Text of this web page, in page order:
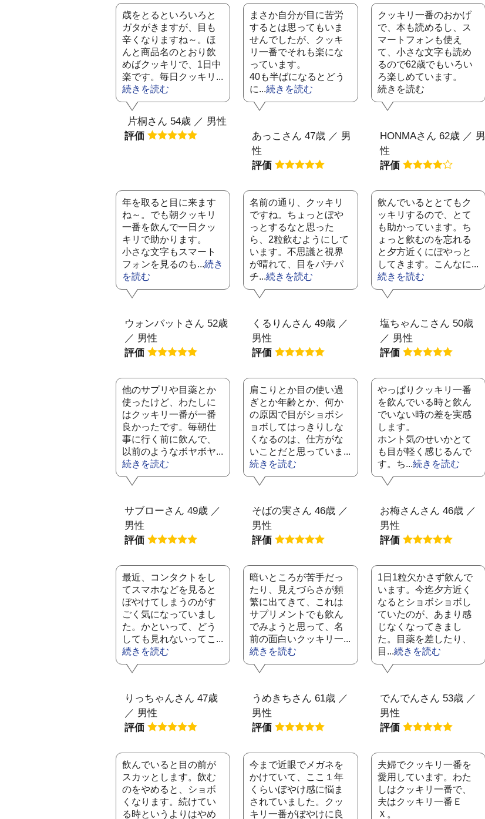
歳をとるといろいろと
ガタがきますが、目も
辛くなりますね～。ほ
んと商品名のとおり飲
めばクッキリで、1日中
楽です。毎日クッキリ...
続きを読む
片桐さん 54歳 ／ 男性
評価
まさか自分が目に苦労
するとは思ってもいま
せんでしたが、クッキ
リ一番でそれも楽にな
っています。
40も半ばになるとどう
に...続きを読む
あっこさん 47歳 ／ 男
性
評価
クッキリ一番のおかげ
で、本も読めるし、ス
マートフォンも使え
て、小さな文字も読め
るので62歳でもいろい
ろ楽しめています。
続きを読む
HONMAさん 62歳 ／ 男
性
評価
年を取ると目に来ます
ね～。でも朝クッキリ
一番を飲んで一日クッ
キリで助かります。
小さな文字もスマート
フォンを見るのも...続き
を読む
ウォンバットさん 52歳
／ 男性
評価
名前の通り、クッキリ
ですね。ちょっとぼや
っとするなと思った
ら、2粒飲むようにして
います。不思議と視界
が晴れて、目をパチパ
チ...続きを読む
くるりんさん 49歳 ／
男性
評価
飲んでいるととてもク
ッキリするので、とて
も助かっています。ち
ょっと飲むのを忘れる
と夕方近くにぼやっと
してきます。こんなに...
続きを読む
塩ちゃんこさん 50歳
／ 男性
評価
他のサプリや目薬とか
使ったけど、わたしに
はクッキリ一番が一番
良かったです。毎朝仕
事に行く前に飲んで、
以前のようなボヤボヤ...
続きを読む
サブローさん 49歳 ／
男性
評価
肩こりとか目の使い過
ぎとか年齢とか、何か
の原因で目がショボシ
ョボしてはっきりしな
くなるのは、仕方がな
いことだと思っていま...
続きを読む
そばの実さん 46歳 ／
男性
評価
やっぱりクッキリ一番
を飲んでいる時と飲ん
でいない時の差を実感
します。
ホント気のせいかとて
も目が軽く感じるんで
す。ち...続きを読む
お梅さんさん 46歳 ／
男性
評価
最近、コンタクトをし
てスマホなどを見ると
ぼやけてしまうのがす
ごく気になっていまし
た。かといって、どう
しても見れないってこ...
続きを読む
りっちゃんさん 47歳
／ 男性
評価
暗いところが苦手だっ
たり、見えづらさが頻
繁に出てきて、これは
サプリメントでも飲ん
でみようと思って、名
前の面白いクッキリ一...
続きを読む
うめきちさん 61歳 ／
男性
評価
1日1粒欠かさず飲んで
います。今迄夕方近く
なるとショボショボし
ていたのが、あまり感
じなくなってきまし
た。目薬を差したり、
目...続きを読む
でんでんさん 53歳 ／
男性
評価
飲んでいると目の前が
スカッとします。飲む
のをやめると、ショボ
くなります。続けてい
る時というよりはやめ
今まで近眼でメガネを
かけていて、ここ１年
くらいぼやけ感に悩ま
されていました。クッ
キリ一番がぼやけに良
夫婦でクッキリ一番を
愛用しています。わた
しはクッキリ一番で、
夫はクッキリ一番Ｅ
Ｘ。